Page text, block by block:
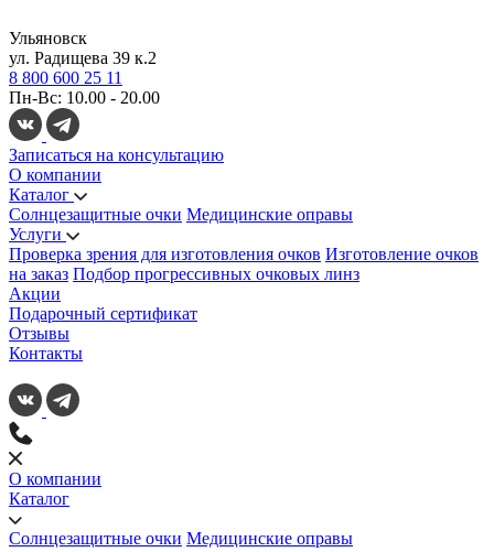
Ульяновск
ул. Радищева 39 к.2
8 800 600 25 11
Пн-Вс: 10.00 - 20.00
Записаться на консультацию
О компании
Каталог
Солнцезащитные очки Медицинские оправы
Услуги
Проверка зрения для изготовления очков Изготовление очков
на заказ Подбор прогрессивных очковых линз
Акции
Подарочный сертификат
Отзывы
Контакты
О компании
Каталог
Солнцезащитные очки Медицинские оправы